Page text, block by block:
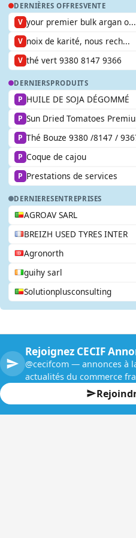
DERNIÈRES OFFRESVENTE
V your premier bulk argan o...
V noix de karité, nous rech...
V thé vert 9380 8147 9366
DERNIERSPRODUITS
P HUILE DE SOJA DÉGOMMÉ
P Sun Dried Tomatoes
P Thé Bouze 9380 /8147 /
P Coque de cajou
P Prestations de services
DERNIERESENTREPRISES
AGROAV SARL
BREIZH USED TYRES INTER
Agronorth
guihy sarl
Solutionplusconsulting
Rejoignez CECIF
@cecifcom — annonces à
actualités du commerce